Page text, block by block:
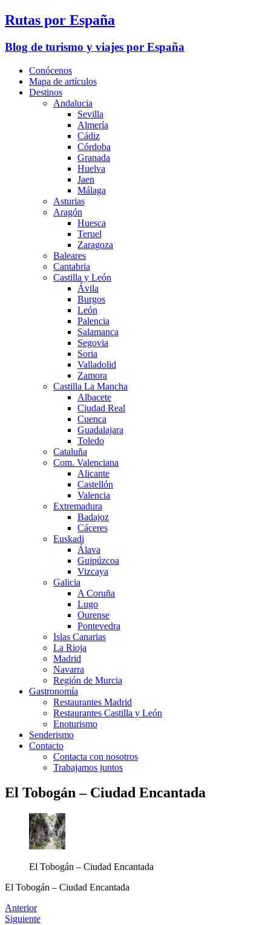
Rutas por España
Blog de turismo y viajes por España
Conócenos
Mapa de artículos
Destinos
Andalucia
Sevilla
Almería
Cádiz
Córdoba
Granada
Huelva
Jaen
Málaga
Asturias
Aragón
Huesca
Teruel
Zaragoza
Baleares
Cantabria
Castilla y León
Ávila
Burgos
León
Palencia
Salamanca
Segovia
Soria
Valladolid
Zamora
Castilla La Mancha
Albacete
Ciudad Real
Cuenca
Guadalajara
Toledo
Cataluña
Com. Valenciana
Alicante
Castellón
Valencia
Extremadura
Badajoz
Cáceres
Euskadi
Álava
Guipúzcoa
Vizcaya
Galicia
A Coruña
Lugo
Ourense
Pontevedra
Islas Canarias
La Rioja
Madrid
Navarra
Región de Murcia
Gastronomía
Restaurantes Madrid
Restaurantes Castilla y León
Enoturismo
Senderismo
Contacto
Contacta con nosotros
Trabajamos juntos
El Tobogán – Ciudad Encantada
El Tobogán – Ciudad Encantada
El Tobogán – Ciudad Encantada
Anterior
Siguiente